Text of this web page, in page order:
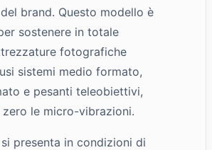
brand. Questo modello è
sostenere in totale
fotografiche
sistemi medio formato,
e pesanti teleobiettivi,
le micro-vibrazioni.
presenta in condizioni di